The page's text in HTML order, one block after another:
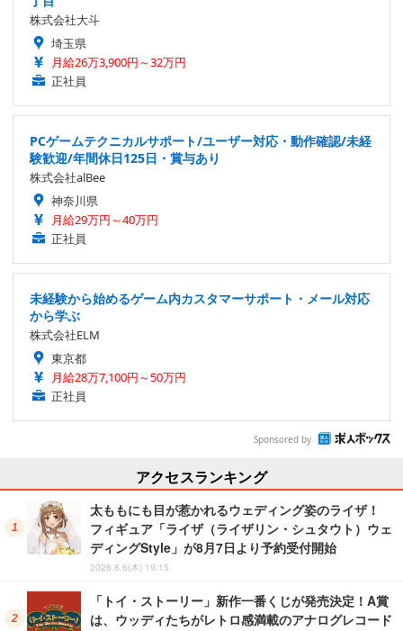
株式会社大斗
埼玉県
月給26万3,900円～32万円
正社員
PCゲームテクニカルサポート/ユーザー対応・動作確認/未経
験歓迎/年間休日125日・賞与あり
株式会社alBee
神奈川県
月給29万円～40万円
正社員
未経験から始めるゲーム内カスタマーサポート・メール対応
から学ぶ
株式会社ELM
東京都
月給28万7,100円～50万円
正社員
Sponsored by
アクセスランキング
太ももにも目が惹かれるウェディング姿のライザ！
フィギュア「ライザ（ライザリン・シュタウト）ウェ
ディングStyle」が8月7日より予約受付開始
2026.8.6(木) 19:15
「トイ・ストーリー」新作一番くじが発売決定！A賞
は、ウッディたちがレトロ感満載のアナログレコード